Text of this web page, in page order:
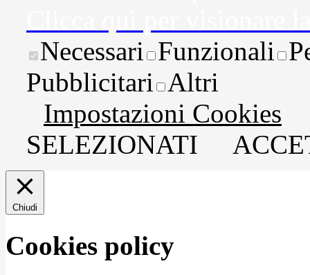
Necessari Funzionali
Pubblicitari Altri
Impostazioni Cookies
SELEZIONATI
Chiudi
Cookies policy